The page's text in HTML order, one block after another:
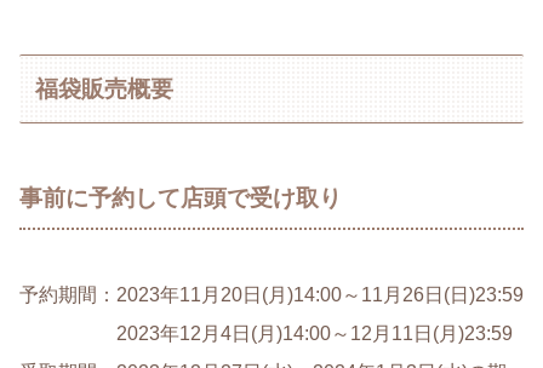
福袋販売概要
事前に予約して店頭で受け取り
予約期間：2023年11月20日(月)14:00～11月26日(日)23:59
2023年12月4日(月)14:00～12月11日(月)23:59